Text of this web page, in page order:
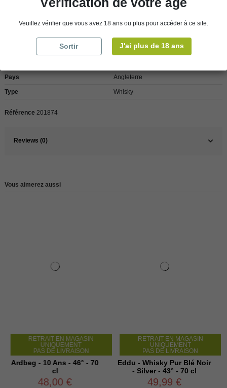
Détails du produit
Pays Angleterre
Type Whisky
Référence 201874
Reviews (0)
Vous aimerez aussi
EN MAGASIN
UNIQUEMENT
DE LIVRAISON
- 10 Ans - 46° - 70
48,00 €
RETRAIT EN MAGASIN
UNIQUEMENT
PAS DE LIVRAISON
Eddu - Whisky Pur Blé Noir
- Silver - 43° - 70 cl
49,99 €
Whisky
Veuillez vérifier que vous avez 18 ans ou plus pour accéder à ce site.
Sortir J'ai plus de 18 ans